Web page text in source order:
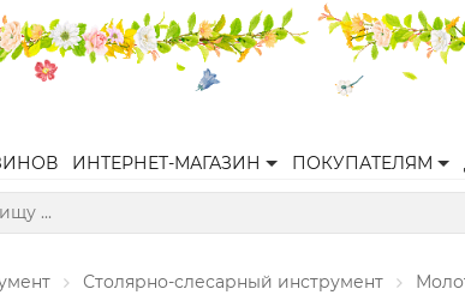
ИНТЕРНЕТ-МАГАЗИН ПОКУПАТЕЛЯМ
Столярно-слесарный инструмент